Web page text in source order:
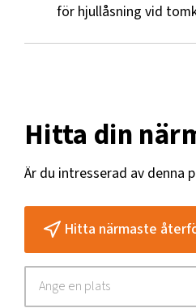
för hjullåsning vid
Hitta din
Är du intresserad av denna
Hitta närmaste